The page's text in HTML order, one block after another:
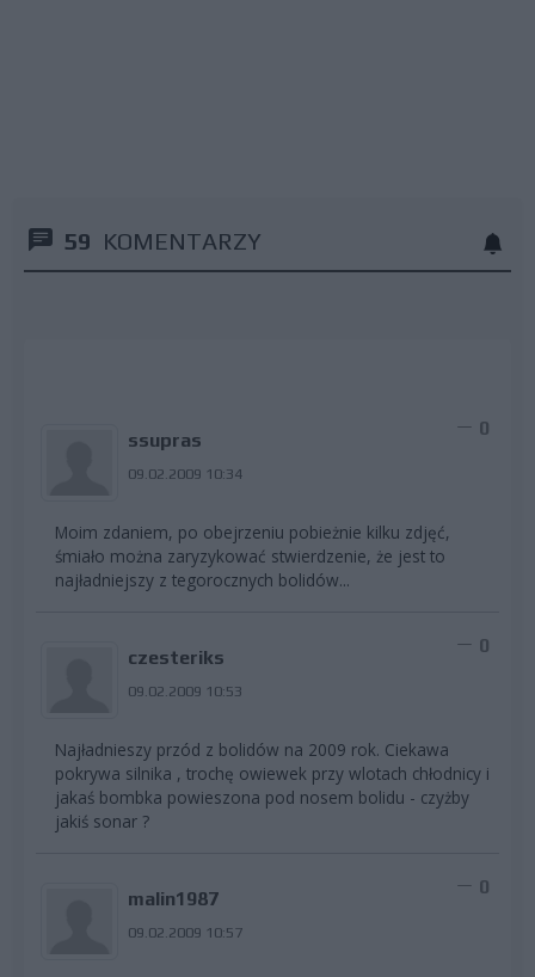
59 KOMENTARZY
ssupras
09.02.2009 10:34
0
Moim zdaniem, po obejrzeniu pobieżnie kilku zdjęć,
śmiało można zaryzykować stwierdzenie, że jest to
najładniejszy z tegorocznych bolidów...
czesteriks
09.02.2009 10:53
0
Najładnieszy przód z bolidów na 2009 rok. Ciekawa
pokrywa silnika , trochę owiewek przy wlotach chłodnicy i
jakaś bombka powieszona pod nosem bolidu - czyżby
jakiś sonar ?
malin1987
09.02.2009 10:57
0